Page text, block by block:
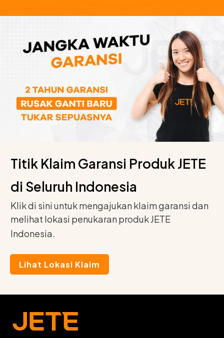
Titik Klaim Garansi Produk JETE
di Seluruh Indonesia
Klik di sini untuk mengajukan klaim garansi dan
melihat lokasi penukaran produk JETE
Indonesia.
Lihat Lokasi Klaim